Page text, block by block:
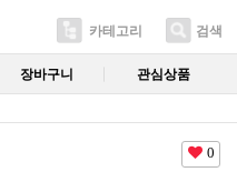
카테고리 검색
장바구니 관심상품
0